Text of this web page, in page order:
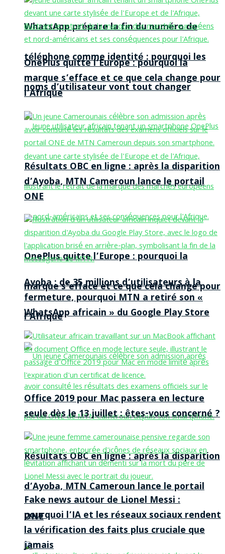
WhatsApp prépare la fin du numéro de
téléphone comme identité : pourquoi les
noms d’utilisateur vont tout changer
OnePlus quitte l’Europe : pourquoi la
marque s’efface et ce que cela change pour
l’Afrique
Résultats OBC en ligne : après la disparition
d’Ayoba, MTN Cameroun lance le portail
ONE
OnePlus quitte l’Europe : pourquoi la
marque s’efface et ce que cela change pour
l’Afrique
Résultats OBC en ligne : après la disparition
d’Ayoba, MTN Cameroun lance le portail
ONE
Ayoba : de 35 millions d’utilisateurs à la
fermeture, pourquoi MTN a retiré son «
WhatsApp africain » du Google Play Store
Office 2019 pour Mac passera en lecture
seule dès le 13 juillet : êtes-vous concerné ?
Fake news autour de Lionel Messi :
pourquoi l’IA et les réseaux sociaux rendent
la vérification des faits plus cruciale que
jamais